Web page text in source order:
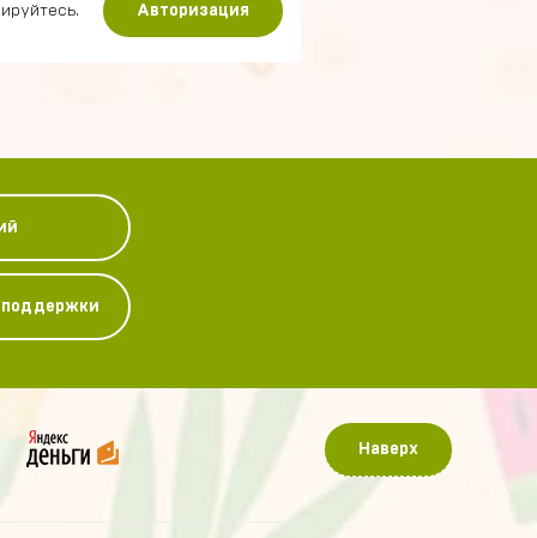
Авторизация
поддержки
Наверх